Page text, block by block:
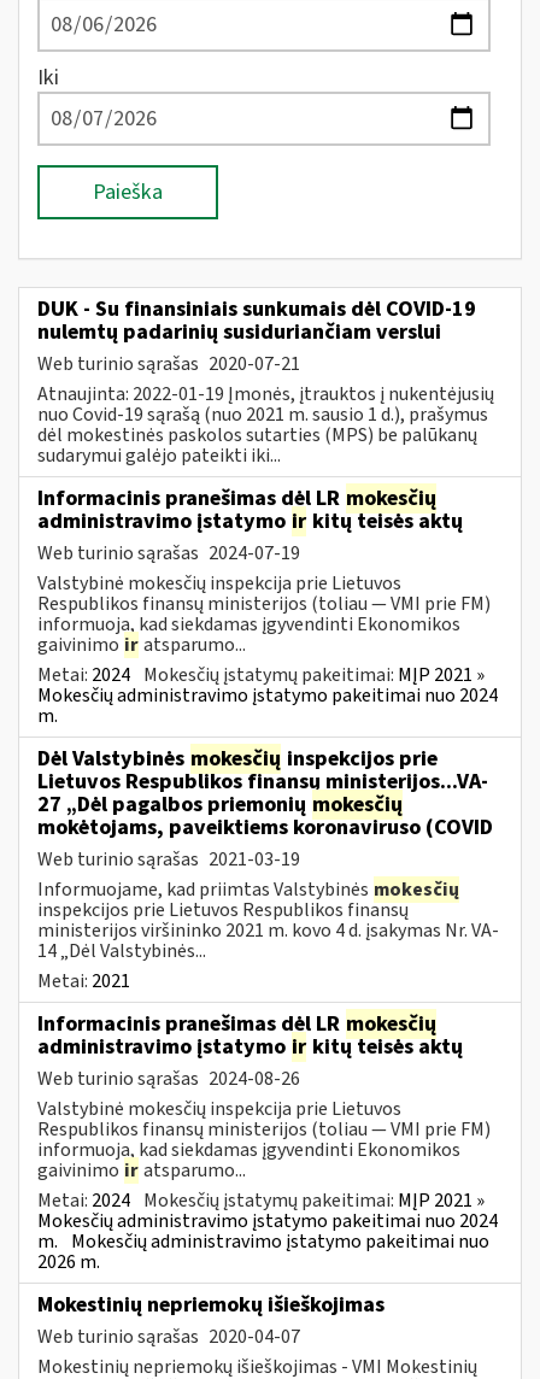
Iki
Paieška
DUK - Su finansiniais sunkumais dėl COVID-19
nulemtų padarinių susiduriančiam verslui
Web turinio sąrašas 2020-07-21
Atnaujinta: 2022-01-19 Įmonės, įtrauktos į nukentėjusių
nuo Covid-19 sąrašą (nuo 2021 m. sausio 1 d.), prašymus
dėl mokestinės paskolos sutarties (MPS) be palūkanų
sudarymui galėjo pateikti iki...
Informacinis pranešimas dėl LR mokesčių
administravimo įstatymo ir kitų teisės aktų
Web turinio sąrašas 2024-07-19
Valstybinė mokesčių inspekcija prie Lietuvos
Respublikos finansų ministerijos (toliau — VMI prie FM)
informuoja, kad siekdamas įgyvendinti Ekonomikos
gaivinimo iratsparumo...
Metai: 2024 Mokesčių įstatymų pakeitimai: MĮP 2021 »
Mokesčių administravimo įstatymo pakeitimai nuo 2024
m.
Dėl Valstybinės mokesčių inspekcijos prie
Lietuvos Respublikos finansų ministerijos...VA-
27 „Dėl pagalbos priemonių mokesčių
mokėtojams, paveiktiems koronaviruso (COVID
Web turinio sąrašas 2021-03-19
Informuojame, kad priimtas Valstybinės mokesčių
inspekcijos prie Lietuvos Respublikos finansų
ministerijos viršininko 2021 m. kovo 4 d. įsakymas Nr. VA-
14 „Dėl Valstybinės...
Metai: 2021
Informacinis pranešimas dėl LR mokesčių
administravimo įstatymo ir kitų teisės aktų
Web turinio sąrašas 2024-08-26
Valstybinė mokesčių inspekcija prie Lietuvos
Respublikos finansų ministerijos (toliau — VMI prie FM)
informuoja, kad siekdamas įgyvendinti Ekonomikos
gaivinimo iratsparumo...
Metai: 2024 Mokesčių įstatymų pakeitimai: MĮP 2021 »
Mokesčių administravimo įstatymo pakeitimai nuo 2024
m. Mokesčių administravimo įstatymo pakeitimai nuo
2026 m.
Mokestinių nepriemokų išieškojimas
Web turinio sąrašas 2020-04-07
Mokestinių nepriemokų išieškojimas - VMI Mokestinių